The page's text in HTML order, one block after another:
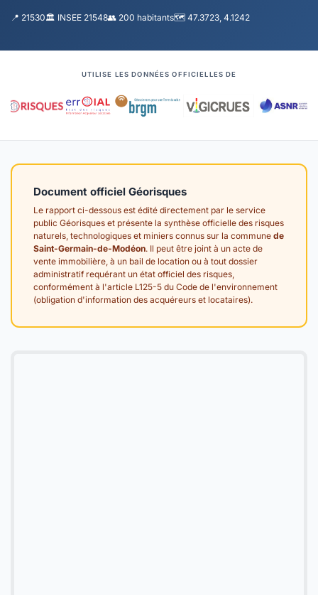
📍 21530🏛️ INSEE 21548👥 200 habitants🗺️ 47.3723, 4.1242
UTILISE LES DONNÉES OFFICIELLES DE
Document officiel Géorisques
Le rapport ci-dessous est édité directement par le service
public Géorisques et présente la synthèse officielle des risques
naturels, technologiques et miniers connus sur la commune de
Saint-Germain-de-Modéon. Il peut être joint à un acte de
vente immobilière, à un bail de location ou à tout dossier
administratif requérant un état officiel des risques,
conformément à l'article L125-5 du Code de l'environnement
(obligation d'information des acquéreurs et locataires).